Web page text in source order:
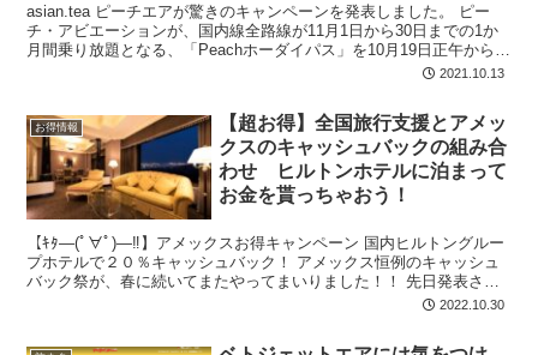
asian.tea ピーチエアが驚きのキャンペーンを発表しました。 ピー
チ・アビエーションが、国内線全路線が11月1日から30日までの1か
月間乗り放題となる、「Peachホーダイパス」を10月19日正午から発
2021.10.13
お得情報
【超お得】全国旅行支援とアメッ
クスのキャッシュバックの組み合
わせ ヒルトンホテルに泊まって
お金を貰っちゃおう！
【ｷﾀ―(ﾟ∀ﾟ)―‼】アメックスお得キャンペーン 国内ヒルトングルー
プホテルで２０％キャッシュバック！ アメックス恒例のキャッシュ
バック祭が、春に続いてまたやってまいりました！！ 先日発表され
た、今回のキャンペーンについてはこのような内容となります。
2022.10.30